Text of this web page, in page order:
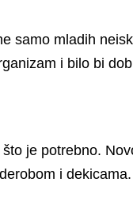
samo mladih
i bilo bi
je potrebno.
i